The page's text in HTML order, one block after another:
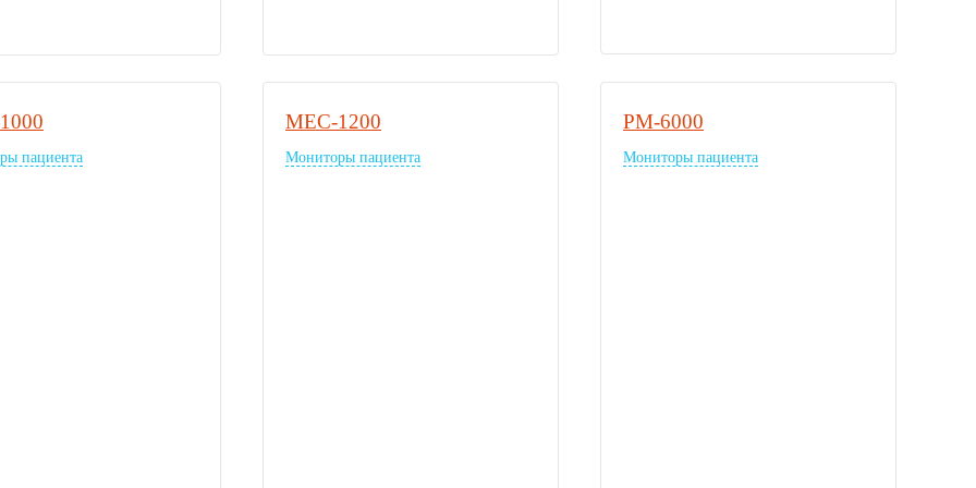
пациента
MEC-1200
Мониторы пациента
PM-6000
Мониторы пациента